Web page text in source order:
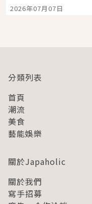
宿店吉伊卡哇迎客，新
開幕 OMOKADO 店3分
2026年07月07日
分類列表
首頁
潮流
美食
藝能娛樂
關於Japaholic
關於我們
寫手招募